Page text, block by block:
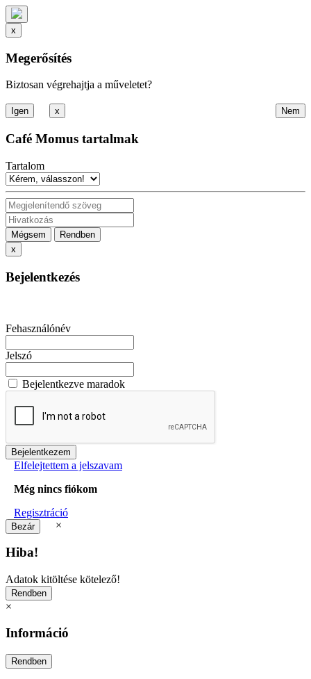
x
Megerősítés
Biztosan végrehajtja a műveletet?
x
Café Momus tartalmak
Tartalom
Mégsem
Rendben
x
Bejelentkezés
Fehasználónév
Jelszó
Bejelentkezve maradok
Elfelejtettem a jelszavam
Még nincs fiókom
Regisztráció
×
Hiba!
Adatok kitöltése kötelező!
×
Információ